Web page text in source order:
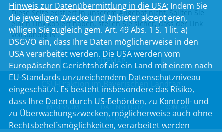
Diese Seite existiert in unserem Angebot nicht. Sollten Sie
einen Link kopiert haben, stellen Sie sicher, dass der Link
vollständig ist.
SITEMAP
CSU-Fraktion im Bayerischen Landtag
IMPRESSUM DATENSCHUTZ
KONTAKT
INTRANET
Hinweis zur Datenübermittlung in die USA: Indem Sie
die jeweiligen Zwecke und Anbieter akzeptieren,
willigen Sie zugleich gem. Art. 49 Abs. 1 S. 1 lit. a)
DSGVO ein, dass Ihre Daten möglicherweise in den
USA verarbeitet werden. Die USA werden vom
Europäischen Gerichtshof als ein Land mit einem nach
EU-Standards unzureichendem Datenschutzniveau
eingeschätzt. Es besteht insbesondere das Risiko,
dass Ihre Daten durch US-Behörden, zu Kontroll- und
zu Überwachungszwecken, möglicherweise auch ohne
Rechtsbehelfsmöglichkeiten, verarbeitet werden